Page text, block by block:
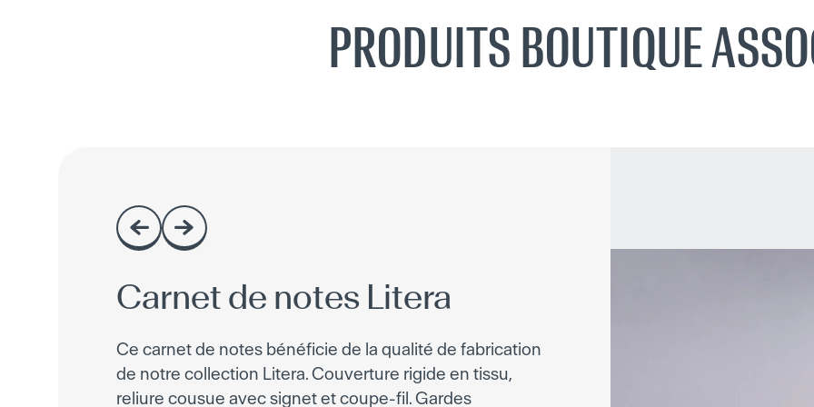
PRODUITS BOUTIQUE
Carnet de notes Litera
Ce carnet de notes bénéficie de la qualité de fabrication
de notre collection Litera. Couverture rigide en tissu,
reliure cousue avec signet et coupe-fil. Gardes